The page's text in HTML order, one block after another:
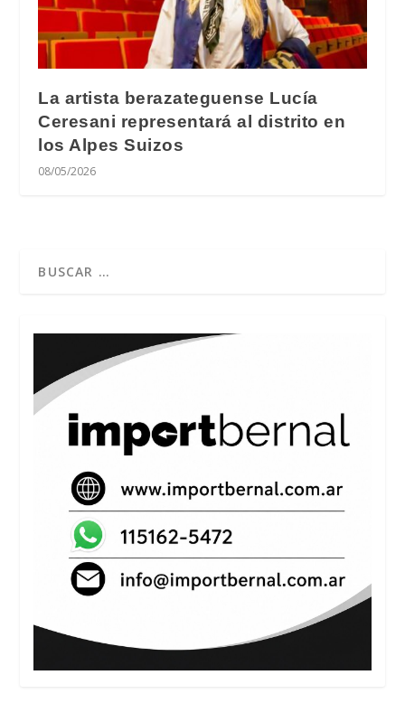
La artista berazateguense Lucía
Ceresani representará al distrito en
los Alpes Suizos
08/05/2026